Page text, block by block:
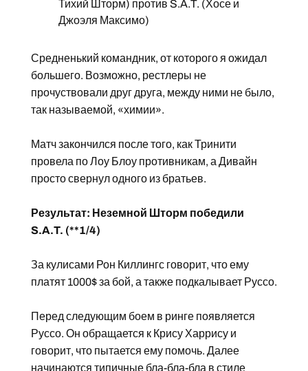
Тихий Шторм) против S.A.T. (Хосе и
Джоэля Максимо)
Средненький командник, от которого я ожидал
большего. Возможно, рестлеры не
прочуствовали друг друга, между ними не было,
так называемой, «химии».
Матч закончился после того, как Тринити
провела по Лоу Блоу противникам, а Дивайн
просто свернул одного из братьев.
Результат: Неземной Шторм победили
S.A.T. (**1/4)
За кулисами Рон Киллингс говорит, что ему
платят 1000$ за бой, а также подкалывает Руссо.
Перед следующим боем в ринге появляется
Руссо. Он обращается к Крису Харрису и
говорит, что пытается ему помочь. Далее
начинаются типичные бла-бла-бла в стиле